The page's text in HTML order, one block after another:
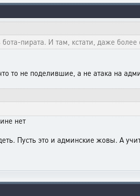
пирата. И там, кстати, даже более
то не поделившие, а не атака на
нет
Пусть это и админские жовы. А